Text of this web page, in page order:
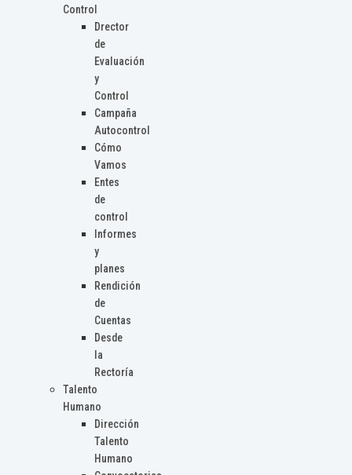
Control
Drector
de
Evaluación
y
Control
Campaña
Autocontrol
Cómo
Vamos
Entes
de
control
Informes
y
planes
Rendición
de
Cuentas
Desde
la
Rectoría
Talento
Humano
Dirección
Talento
Humano